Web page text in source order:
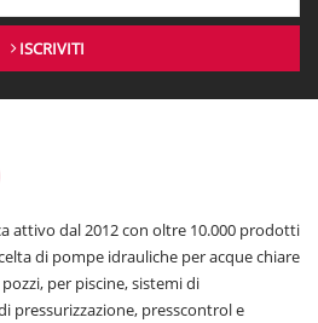
ISCRIVITI
attivo dal 2012 con oltre 10.000 prodotti
di pompe idrauliche per acque chiare
per piscine, sistemi di
pressurizzazione, presscontrol e